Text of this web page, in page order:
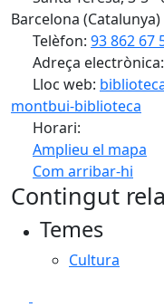
Barcelona (Catalunya)
Telèfon: 93 862 67
Adreça electrònica:
Lloc web:
montbui-biblioteca
Horari:
Amplieu el mapa
Com arribar-hi
+
Contingut
Temes
Cultura